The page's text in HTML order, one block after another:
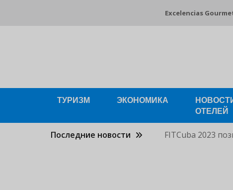
Excelencias
ТУРИЗМ ЭКОНОМИКА
ОТЕЛЕЙ
Последние новости FITCuba 2023